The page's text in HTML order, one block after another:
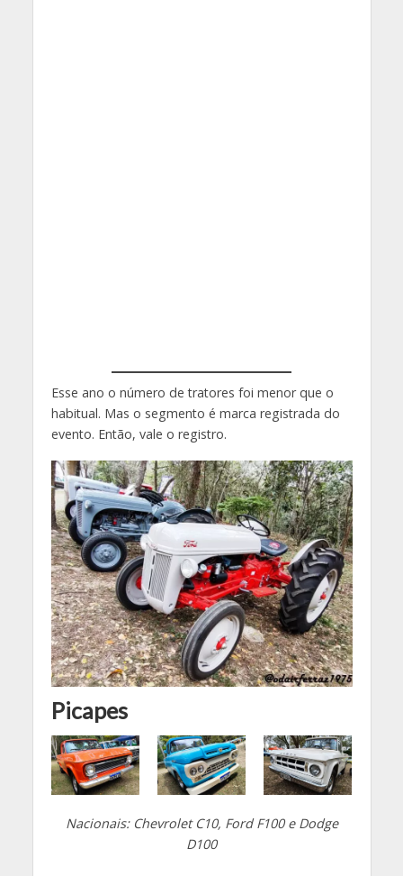
Esse ano o número de tratores foi menor que o
habitual. Mas o segmento é marca registrada do
evento. Então, vale o registro.
Picapes
Nacionais: Chevrolet C10, Ford F100 e Dodge
D100